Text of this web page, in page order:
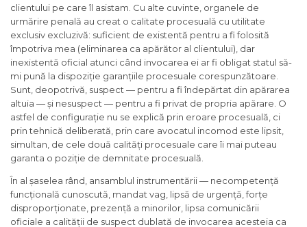
clientului pe care îl asistam. Cu alte cuvinte, organele de
urmărire penală au creat o calitate procesuală cu utilitate
exclusiv excluzivă: suficient de existentă pentru a fi folosită
împotriva mea (eliminarea ca apărător al clientului), dar
inexistentă oficial atunci când invocarea ei ar fi obligat statul să-
mi pună la dispoziție garanțiile procesuale corespunzătoare.
Sunt, deopotrivă, suspect — pentru a fi îndepărtat din apărarea
altuia — și nesuspect — pentru a fi privat de propria apărare. O
astfel de configurație nu se explică prin eroare procesuală, ci
prin tehnică deliberată, prin care avocatul incomod este lipsit,
simultan, de cele două calități procesuale care îi mai puteau
garanta o poziție de demnitate procesuală.
În al șaselea rând, ansamblul instrumentării — necompetență
funcțională cunoscută, mandat vag, lipsă de urgență, forțe
disproporționate, prezență a minorilor, lipsa comunicării
oficiale a calității de suspect dublată de invocarea acesteia ca